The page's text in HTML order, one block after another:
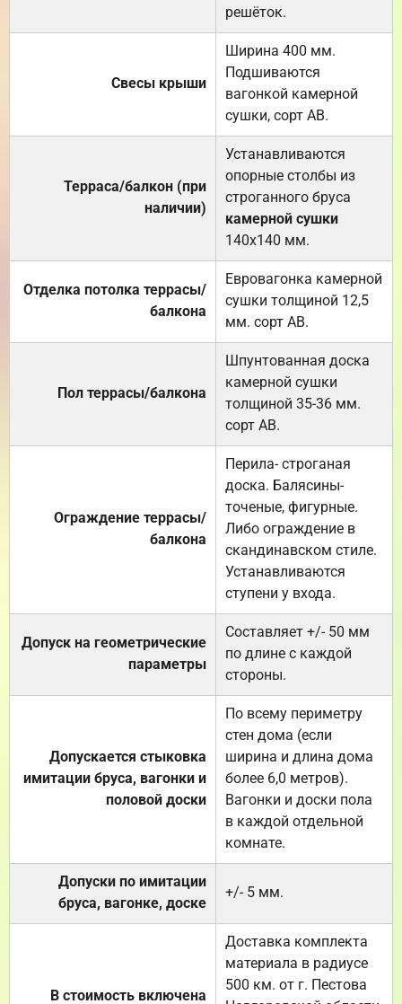
решёток.
Свесы крыши
Ширина 400 мм.
Подшиваются
вагонкой камерной
сушки, сорт АВ.
Терраса/балкон (при
наличии)
Устанавливаются
опорные столбы из
строганного бруса
камерной сушки
140х140 мм.
Отделка потолка террасы/
балкона
Евровагонка камерной
сушки толщиной 12,5
мм. сорт АВ.
Пол террасы/балкона
Шпунтованная доска
камерной сушки
толщиной 35-36 мм.
сорт АВ.
Ограждение террасы/
балкона
Перила- строганая
доска. Балясины-
точеные, фигурные.
Либо ограждение в
скандинавском стиле.
Устанавливаются
ступени у входа.
Допуск на геометрические
параметры
Составляет +/- 50 мм
по длине с каждой
стороны.
Допускается стыковка
имитации бруса, вагонки и
половой доски
По всему периметру
стен дома (если
ширина и длина дома
более 6,0 метров).
Вагонки и доски пола
в каждой отдельной
комнате.
Допуски по имитации
бруса, вагонке, доске
+/- 5 мм.
В стоимость включена
Доставка комплекта
материала в радиусе
500 км. от г. Пестова